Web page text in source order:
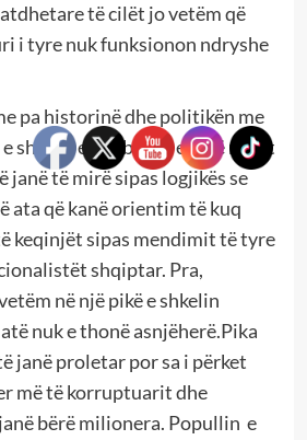
të cilët jo vetëm që
i tyre nuk funksionon ndryshe
pa historinë dhe politikën me
shohin ende bardh e zi.Të mirët
janë të mirë sipas logjikës se
ata që kanë orientim të kuq
keqinjët sipas mendimit të tyre
shqiptar. Pra,
në një pikë e shkelin
nuk e thonë asnjëherë.Pika
janë proletar por sa i përket
më të korruptuarit dhe
bërë milionera. Popullin e